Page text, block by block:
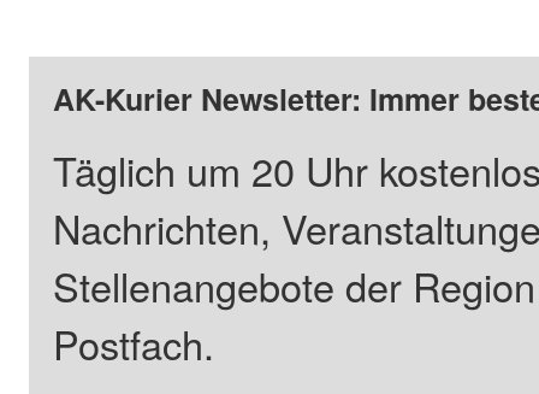
AK-Kurier Newsletter: Immer
Täglich um 20 Uhr
Nachrichten,
Stellenangebote der
Postfach.